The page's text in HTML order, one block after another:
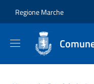
Regione Marche